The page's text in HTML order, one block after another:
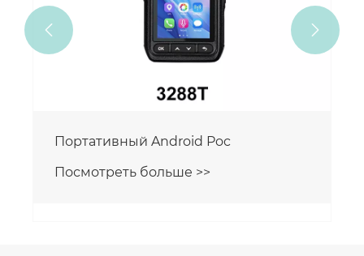
Портативный Android Poc
Посмотреть больше >>
 